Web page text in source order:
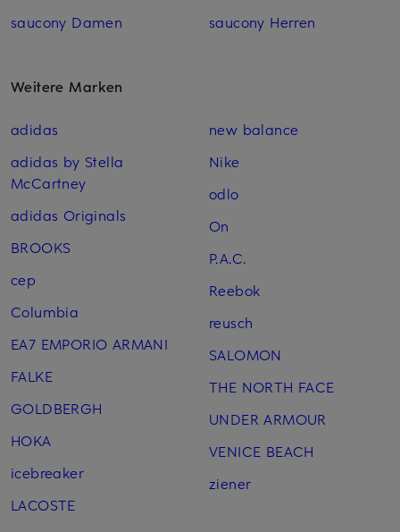
saucony Damen saucony Herren
Weitere Marken
adidas
adidas by Stella
McCartney
adidas Originals
BROOKS
cep
Columbia
EA7 EMPORIO ARMANI
FALKE
GOLDBERGH
HOKA
icebreaker
LACOSTE
new balance
Nike
odlo
On
P.A.C.
Reebok
reusch
SALOMON
THE NORTH FACE
UNDER ARMOUR
VENICE BEACH
ziener